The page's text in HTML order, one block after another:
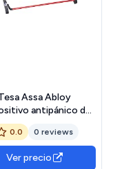
Assa Abloy
antipánico de
modelo de embutir
nueca de 9mm de la
en acabado
negro-rojo
0.0 0 reviews
Ver precio